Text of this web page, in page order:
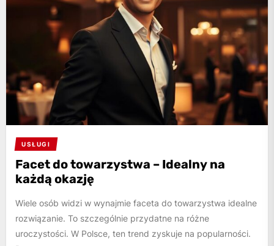
USŁUGI
Facet do towarzystwa – Idealny na
każdą okazję
Wiele osób widzi w wynajmie faceta do towarzystwa idealne
rozwiązanie. To szczególnie przydatne na różne
uroczystości. W Polsce, ten trend zyskuje na popularności.